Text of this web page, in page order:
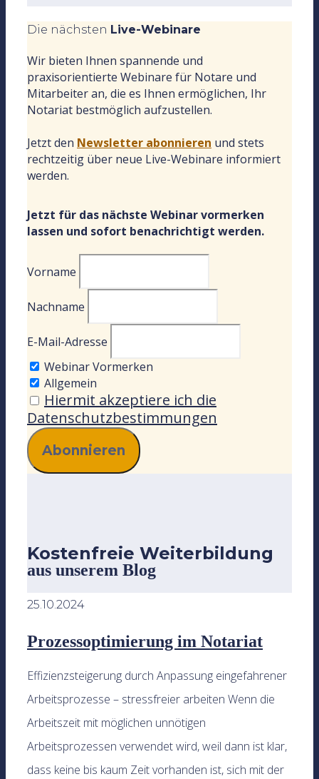
Die nächsten Live-Webinare
Wir bieten Ihnen spannende und
praxisorientierte Webinare für Notare und
Mitarbeiter an, die es Ihnen ermöglichen, Ihr
Notariat bestmöglich aufzustellen.
Jetzt den Newsletter abonnieren und stets
rechtzeitig über neue Live-Webinare informiert
werden.
Jetzt für das nächste Webinar vormerken
lassen und sofort benachrichtigt werden.
Vorname
Nachname
E-Mail-Adresse
Webinar Vormerken
Allgemein
Hiermit akzeptiere ich die
Datenschutzbestimmungen
Kostenfreie Weiterbildung
aus unserem Blog
25.10.2024
Prozessoptimierung im Notariat
Effizienzsteigerung durch Anpassung eingefahrener
Arbeitsprozesse – stressfreier arbeiten Wenn die
Arbeitszeit mit möglichen unnötigen
Arbeitsprozessen verwendet wird, weil dann ist klar,
dass keine bis kaum Zeit vorhanden ist, sich mit der